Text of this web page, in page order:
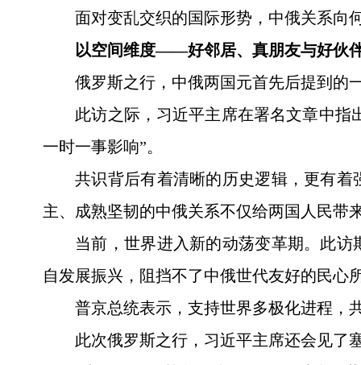
面对变乱交织的国际形势，中俄关系向
以空间维度——好邻居、真朋友与好伙
俄罗斯之行，中俄两国元首先后提到的
此访之际，习近平主席在署名文章中指
一时一事影响”。
共识背后有着清晰的历史逻辑，更有
主、成熟坚韧的中俄关系不仅给两国人民带
当前，世界进入新的动荡变革期。此
自发展振兴，阻挡不了中俄世代友好的民心
普京总统表示，支持世界多极化进程，
此次俄罗斯之行，习近平主席还会见了